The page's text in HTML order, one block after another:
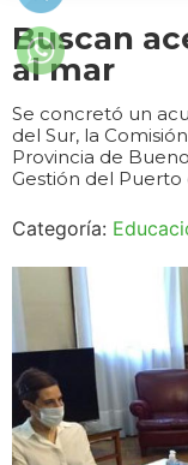
Buscan
al mar
Se concretó un
del Sur, la
Provincia de
Gestión del Puerto
Categoría: